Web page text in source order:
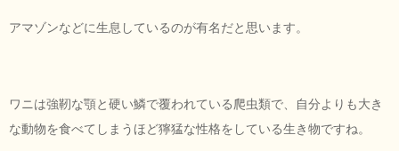
アマゾンなどに生息しているのが有名だと思います。
ワニは強靭な顎と硬い鱗で覆われている爬虫類で、自分よりも大き
な動物を食べてしまうほど獰猛な性格をしている生き物ですね。